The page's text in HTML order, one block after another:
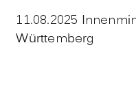
11.08.2025
Württemberg